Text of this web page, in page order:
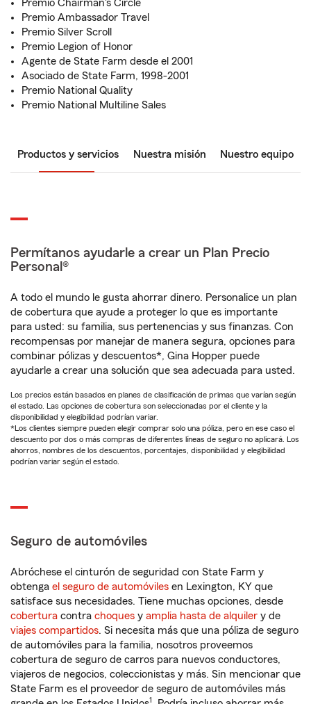
Premio Chairman's Circle
Premio Ambassador Travel
Premio Silver Scroll
Premio Legion of Honor
Agente de State Farm desde el 2001
Asociado de State Farm, 1998-2001
Premio National Quality
Premio National Multiline Sales
Productos y servicios Nuestra misión Nuestro equipo
Permítanos ayudarle a crear un Plan Precio
Personal®
A todo el mundo le gusta ahorrar dinero. Personalice un plan
de cobertura que ayude a proteger lo que es importante
para usted: su familia, sus pertenencias y sus finanzas. Con
recompensas por manejar de manera segura, opciones para
combinar pólizas y descuentos*, Gina Hopper puede
ayudarle a crear una solución que sea adecuada para usted.
Los precios están basados en planes de clasificación de primas que varían según
el estado. Las opciones de cobertura son seleccionadas por el cliente y la
disponibilidad y elegibilidad podrían variar.
*Los clientes siempre pueden elegir comprar solo una póliza, pero en ese caso el
descuento por dos o más compras de diferentes líneas de seguro no aplicará. Los
ahorros, nombres de los descuentos, porcentajes, disponibilidad y elegibilidad
podrían variar según el estado.
Seguro de automóviles
Abróchese el cinturón de seguridad con State Farm y
obtenga el seguro de automóviles en Lexington, KY que
satisface sus necesidades. Tiene muchas opciones, desde
cobertura contra choques y amplia hasta de alquiler y de
viajes compartidos. Si necesita más que una póliza de seguro
de automóviles para la familia, nosotros proveemos
cobertura de seguro de carros para nuevos conductores,
viajeros de negocios, coleccionistas y más. Sin mencionar que
State Farm es el proveedor de seguro de automóviles más
1